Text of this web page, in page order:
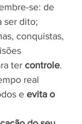
se: de
ser dito;
conquistas,
ter controle.
real
e evita o